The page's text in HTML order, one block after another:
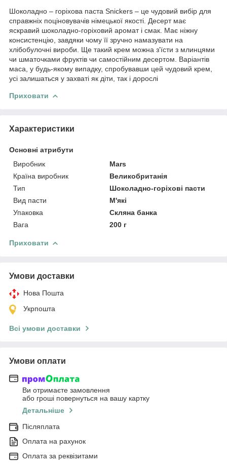
Шоколадно – горіхова паста Snickers – це чудовий вибір для
справжніх поціновувачів німецької якості. Десерт має
яскравий шоколадно-горіховий аромат і смак. Має ніжну
консистенцію, завдяки чому її зручно намазувати на
хлібобулочні вироби. Ще такий крем можна з'їсти з млинцями
чи шматочками фруктів чи самостійним десертом. Варіантів
маса, у будь-якому випадку, спробувавши цей чудовий крем,
усі залишаться у захваті як діти, так і дорослі
Приховати
Характеристики
Основні атрибути
Виробник
Mars
Країна виробник
Великобританія
Тип
Шоколадно-горіхові пасти
Вид пасти
М'які
Упаковка
Скляна банка
Вага
200 г
Приховати
Умови доставки
Нова Пошта
Укрпошта
Всі умови доставки
Умови оплати
Ви отримаєте замовлення
або гроші повернуться на вашу картку
Детальніше
Післяплата
Оплата на рахунок
Оплата за реквізитами